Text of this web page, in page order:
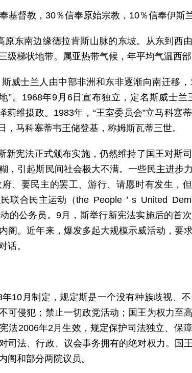
基督教，30％信奉原始宗教，10％信奉伊斯
原东南边缘德拉肯斯山脉的东坡。从东到西
级梯状地带。属亚热带气候，年平均气温西
威士兰人由中部非洲和东非逐渐向南迁移
”。1968年9月6日宣布独立，定名斯威士
莉维摄政。1983年，“王室委员会”立马科塞
，马科塞蒂韦王储登基，称姆斯瓦蒂三世。
新宪法正式颁布实施，仍然维持了国王对斯
，引起斯民间社会极大不满。一些民主进步
、要民主的罢工、游行、请愿时有发生，
联合民主运动（the People＇s United
的公务员。9月，斯举行新宪法实施后的首
阁。近年来，爆发多起大规模示威活动，要
话。
10月制定，规定斯是一个没有种族歧视、
可侵犯；禁止一切政党活动；国王为权力至
法2006年2月生效，规定保护司法独立、保
司法、行政、议会事务拥有的绝对权力。国
阁和部分两院议员。